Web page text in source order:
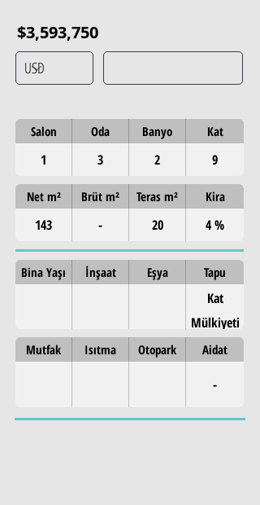
$3,593,750
Salon Oda Banyo Kat
1 3 2 9
Net m² Brüt m² Teras m² Kira
143 - 20 4 %
Bina Yaşı İnşaat Eşya Tapu
Kat
Mülkiyeti
Mutfak Isıtma Otopark Aidat
-